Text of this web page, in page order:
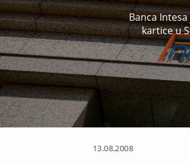
Banca
kartice u
13.08.2008